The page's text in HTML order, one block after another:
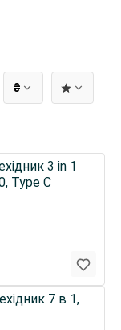
₴
3 in 1
HDTV, USB 3.0, Type C
7 в 1,